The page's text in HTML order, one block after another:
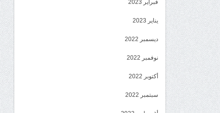
فبراير 2023
يناير 2023
ديسمبر 2022
نوفمبر 2022
أكتوبر 2022
سبتمبر 2022